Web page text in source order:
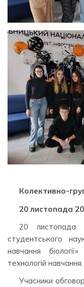
Колективно-
20 листопада
20 листопада
студентського
навчання
технологій навчання.
Учасники